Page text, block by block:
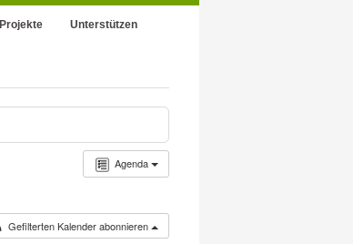
Unterstützen
Agenda
Gefilterten Kalender abonnieren